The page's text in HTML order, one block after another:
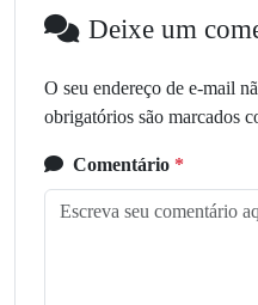
Deixe um
O seu endereço de e-mail
obrigatórios são marcados
Comentário *